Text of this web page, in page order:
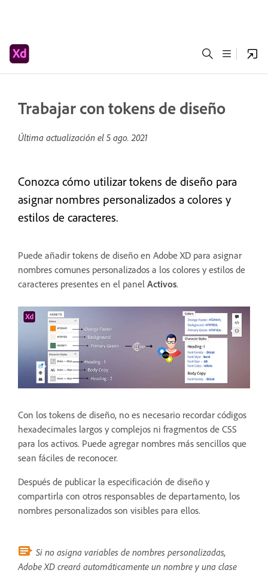
Trabajar con tokens de diseño
Última actualización el 5 ago. 2021
Conozca cómo utilizar tokens de diseño para
asignar nombres personalizados a colores y
estilos de caracteres.
Puede añadir tokens de diseño en Adobe XD para asignar
nombres comunes personalizados a los colores y estilos de
caracteres presentes en el panel Activos.
Con los tokens de diseño, no es necesario recordar códigos
hexadecimales largos y complejos ni fragmentos de CSS
para los activos. Puede agregar nombres más sencillos que
sean fáciles de reconocer.
Después de publicar la especificación de diseño y
compartirla con otros responsables de departamento, los
nombres personalizados son visibles para ellos.
Si no asigna variables de nombres personalizadas,
Adobe XD creará automáticamente un nombre y una clase